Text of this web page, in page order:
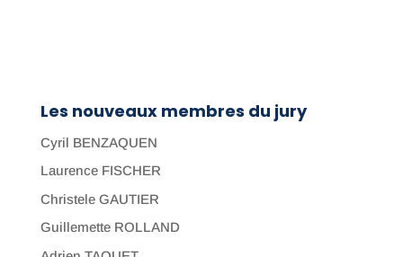
Les nouveaux membres du jury
Cyril BENZAQUEN
Laurence FISCHER
Christele GAUTIER
Guillemette ROLLAND